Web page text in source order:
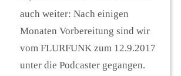
auch weiter: Nach einigen
Monaten Vorbereitung sind wir
vom FLURFUNK zum 12.9.2017
unter die Podcaster gegangen.